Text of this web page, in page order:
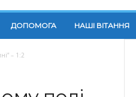
ДОПОМОГА НАШІ ВІТАННЯ
– 1:2